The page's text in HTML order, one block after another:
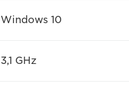
Windows 10
3,1 GHz